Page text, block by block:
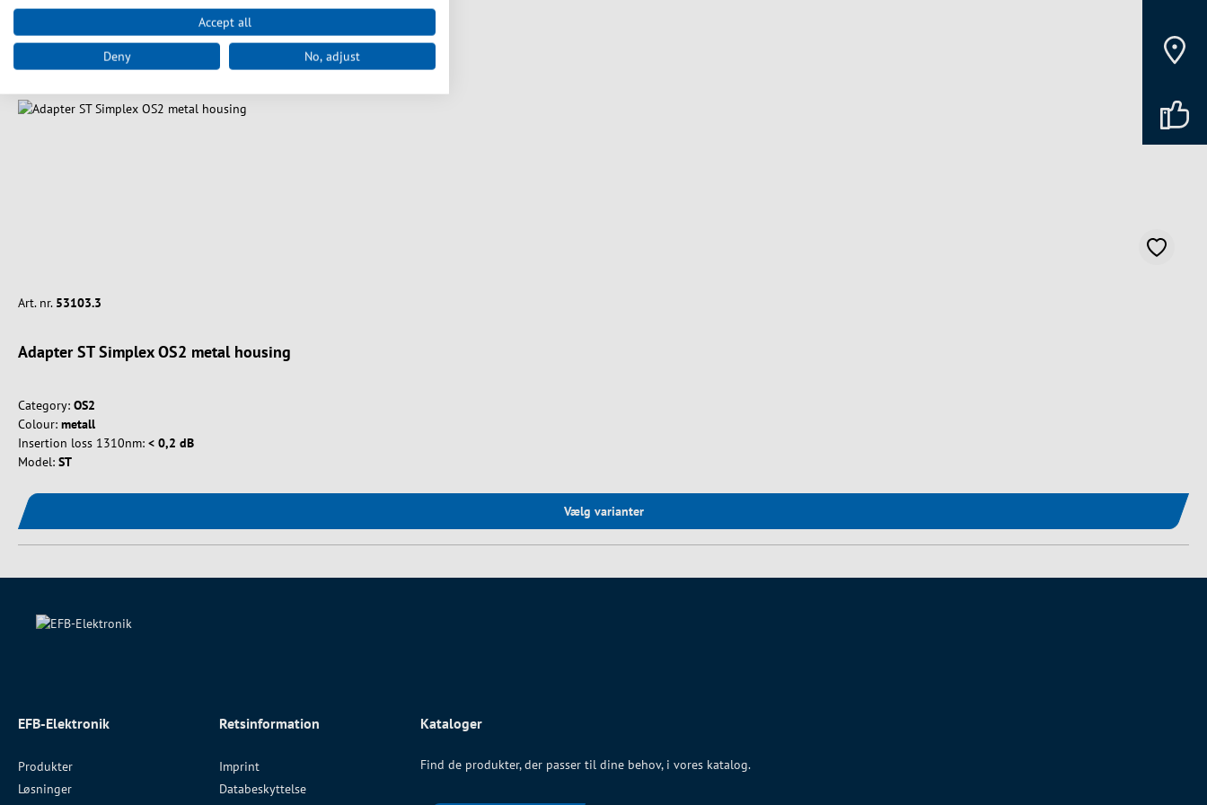
Spring produktgalleriet over
accessory
Art. nr. 53103.3
Adapter ST Simplex OS2 metal housing
Category: OS2
Colour: metall
Insertion loss 1310nm: < 0,2 dB
Model: ST
Vælg varianter
EFB-Elektronik
Produkter
Løsninger
Retsinformation
Imprint
Databeskyttelse
Kataloger
Find de produkter, der passer til dine behov, i vores katalog.
Accept all
Deny No, adjust